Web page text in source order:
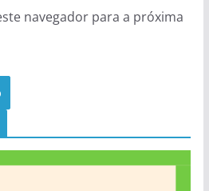
navegador para a próxima